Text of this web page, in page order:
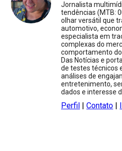
Jornalista
tendências (MTB:
olhar versátil que
automotivo,
especialista em
complexas do
comportamento
Das Notícias e
de testes técnicos
análises de
entretenimento,
dados e interesse
Perfil |Contato |